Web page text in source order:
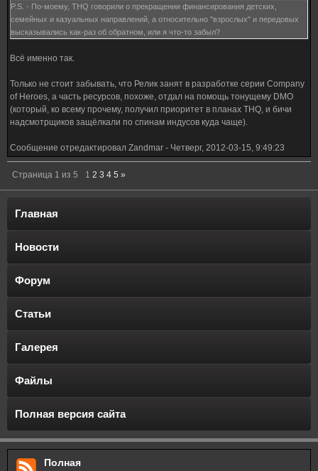
P.S. - По-моему, THQ говорили о прекращении финансирования детских,
семейных и казуальных направлений, а относительно "взрослых" и передовых
высказывались как-раз об обратном, или я что-то забыл?
Всё именно так.
Только не стоит забывать, что Релик занят в разработке серии Сompany
of Heroes, а часть ресурсов, похоже, отдал на помощь тонущему DMO
(который, ко всему прочему, получил приоритет в планах THQ, и бичи
надсмотрщиков защёлкали по спинам индусов куда чаще).
Сообщение отредактировал Zandmar - Четверг, 2012-03-15, 9:49:23
Страница 1 из 5 1 2 3 4 5 »
Главная
Новости
Форум
Статьи
Галерея
Файлы
Полная версия сайта
Полная